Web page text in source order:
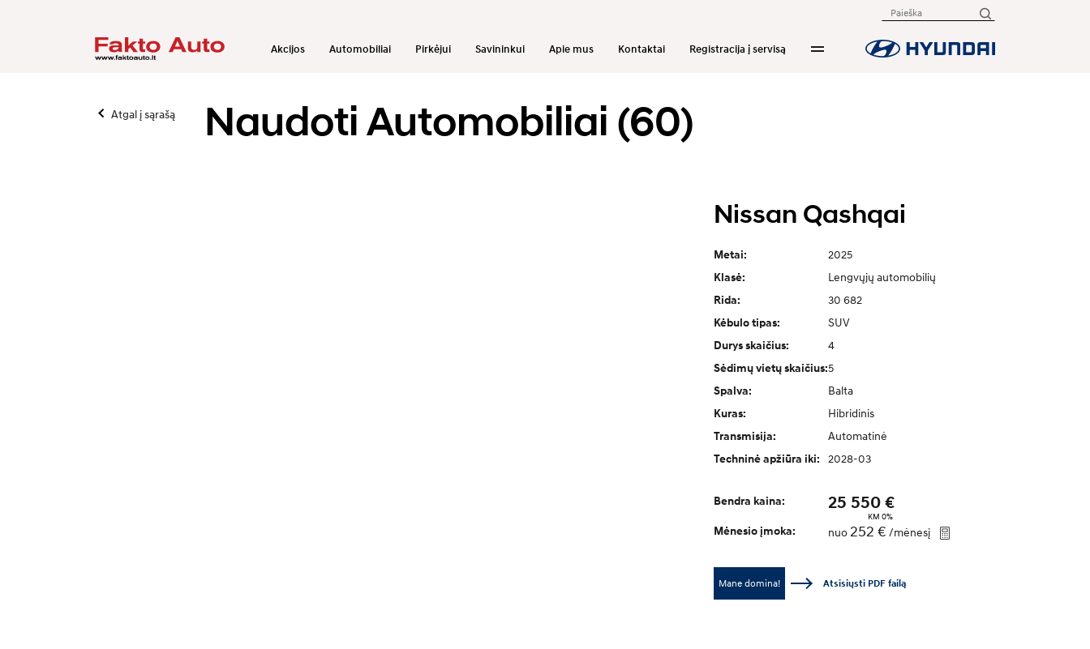
Akcijos Automobiliai Pirkėjui Savininkui Apie mus Kontaktai Registracija į servisą
Atgal į sąrašą Naudoti Automobiliai (60)
Nissan Qashqai
Metai: 2025
Klasė: Lengvųjų automobilių
Rida: 30 682
Kėbulo tipas: SUV
Durys skaičius: 4
Sėdimų vietų skaičius:5
Spalva: Balta
Kuras: Hibridinis
Transmisija: Automatinė
Techninė apžiūra iki: 2028-03
Bendra kaina: 25 550 €
KM 0%
Mėnesio įmoka: nuo 252 € /mėnesį
Mane domina! Atsisiųsti PDF failą